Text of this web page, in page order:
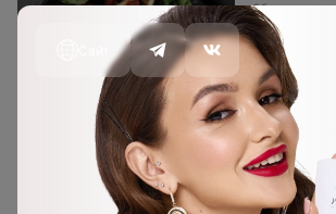
Обед,
блюд
Детское